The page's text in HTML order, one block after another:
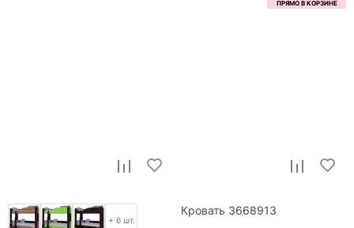
+ 6 шт.
Кровать 3668913